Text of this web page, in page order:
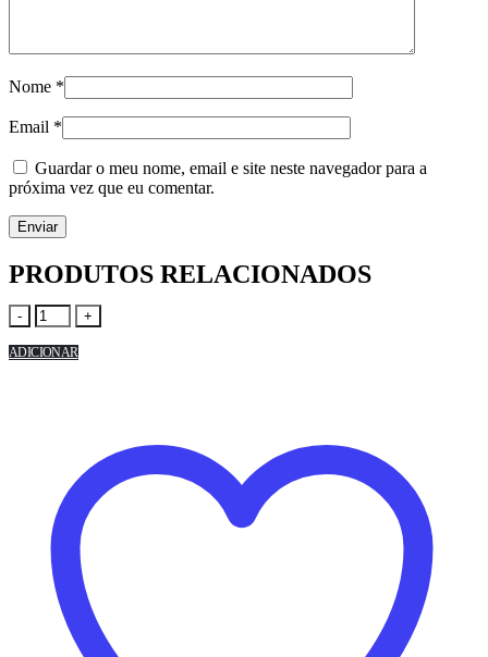
Nome *
Email *
Guardar o meu nome, email e site neste navegador para a
próxima vez que eu comentar.
PRODUTOS RELACIONADOS
- +
ADICIONAR